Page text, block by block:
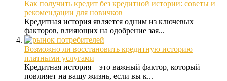
Как получить кредит без кредитной истории: советы и
рекомендации для новичков
Кредитная история является одним из ключевых
факторов, влияющих на одобрение зая...
Возможно ли восстановить кредитную историю
платными услугами
Кредитная история – это важный фактор, который
повлияет на вашу жизнь, если вы к...